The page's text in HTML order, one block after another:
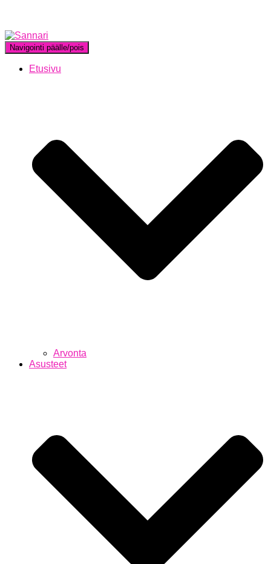
Navigointi päälle/pois
Etusivu
Arvonta
Asusteet